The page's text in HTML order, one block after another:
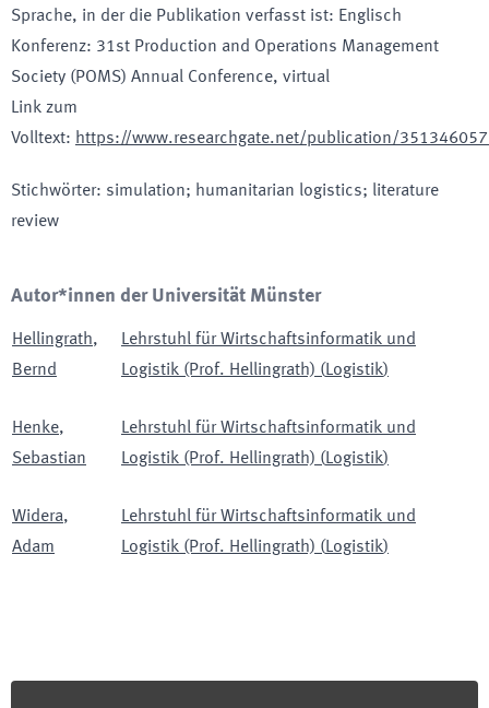
Sprache, in der die Publikation verfasst ist: Englisch
Konferenz: 31st Production and Operations Management
Society (POMS) Annual Conference, virtual
Link zum
Volltext: https://www.researchgate.net/publication/
Stichwörter: simulation; humanitarian logistics; literature
review
Autor*innen der Universität Münster
Hellingrath,
Bernd
Lehrstuhl für Wirtschaftsinformatik und
Logistik (Prof. Hellingrath) (Logistik)
Henke,
Sebastian
Lehrstuhl für Wirtschaftsinformatik und
Logistik (Prof. Hellingrath) (Logistik)
Widera,
Adam
Lehrstuhl für Wirtschaftsinformatik und
Logistik (Prof. Hellingrath) (Logistik)